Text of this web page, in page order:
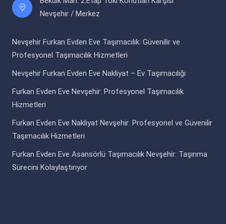
Nevşehir / Merkez
Nevşehir Furkan Evden Eve Taşımacılık: Güvenilir ve
Profesyonel Taşımacılık Hizmetleri
Nevşehir Furkan Evden Eve Nakliyat – Ev Taşımacılığı
Furkan Evden Eve Nevşehir: Profesyonel Taşımacılık
Hizmetleri
Furkan Evden Eve Nakliyat Nevşehir: Profesyonel ve Güvenilir
Taşımacılık Hizmetleri
Furkan Evden Eve Asansörlü Taşımacılık Nevşehir: Taşınma
Sürecini Kolaylaştırıyor